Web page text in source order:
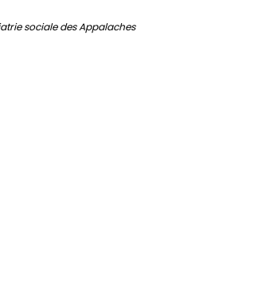
sociale des Appalaches